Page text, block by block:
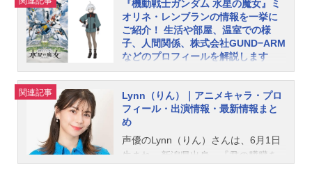
『機動戦士ガンダム 水星の魔女』ミ
オリネ・レンブランの情報を一挙に
ご紹介！ 生活や部屋、温室での様
子、人間関係、株式会社GUND−ARM
などのプロフィールを解説します
『機動戦士ガンダム水星の魔女』ミ
オリネ・レンブラン。経営戦略科2年
の容姿端麗で成績優秀な少女です。
ベネリットグループの総裁・デリン
グの一人娘ですが、父親に強い反抗
心があります。本記事ではそんなミ
オリネの情報をご紹介！ 生活や部
関連記事
Lynn（りん）｜アニメキャラ・プロ
フィール・出演情報・最新情報まと
め
声優のLynn（りん）さんは、6月1日
生まれ、新潟県出身。『君の膵臓を